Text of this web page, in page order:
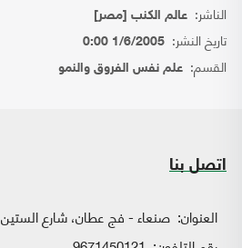
الناشر: عالم الكنب [مصر]
تاريخ النشر: 1/6/2005 0:00
القسم: علم نفس الفروق والنمو
اتصل بنا
العنوان: صنعاء - فج عطان، شارع الستين